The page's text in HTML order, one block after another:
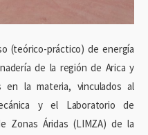
(teórico-práctico) de energía
de la región de Arica y
en la materia, vinculados al
y el Laboratorio de
Zonas Áridas (LIMZA) de la